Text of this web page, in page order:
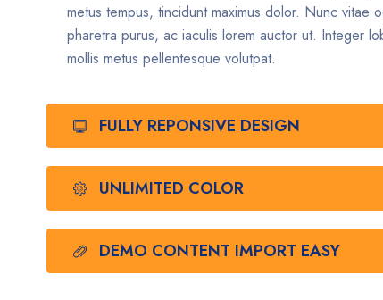
metus tempus, tincidunt maximus dolor. Nunc vitae
pharetra purus, ac iaculis lorem auctor ut. Integer
mollis metus pellentesque volutpat.
FULLY REPONSIVE DESIGN
UNLIMITED COLOR
DEMO CONTENT IMPORT EASY